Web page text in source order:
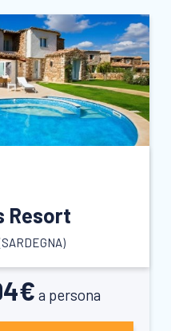
Resort
SARDEGNA)
a persona